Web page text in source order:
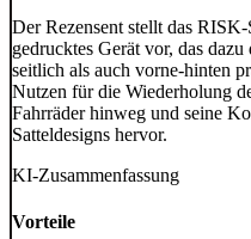
Der Rezensent stellt das
gedrucktes Gerät vor, das
seitlich als auch vorne-hinten
Nutzen für die Wiederholung
Fahrräder hinweg und seine
Satteldesigns hervor.
KI-Zusammenfassung
Vorteile